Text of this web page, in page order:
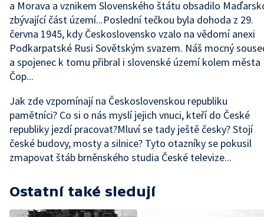
a Morava a vznikem Slovenského štátu obsadilo
zbývající část území...Poslední tečkou byla dohoda z 29.
června 1945, kdy Československo vzalo na vědomí anexi
Podkarpatské Rusi Sovětským svazem. Náš mocný
a spojenec k tomu přibral i slovenské území kolem města
Čop...
Jak zde vzpomínají na Československou republiku
pamětníci? Co si o nás myslí jejich vnuci, kteří do České
republiky jezdí pracovat?Mluví se tady ještě česky? Stojí
české budovy, mosty a silnice? Tyto otazníky se pokusil
zmapovat štáb brněnského studia České televize...
Ostatní také sledují